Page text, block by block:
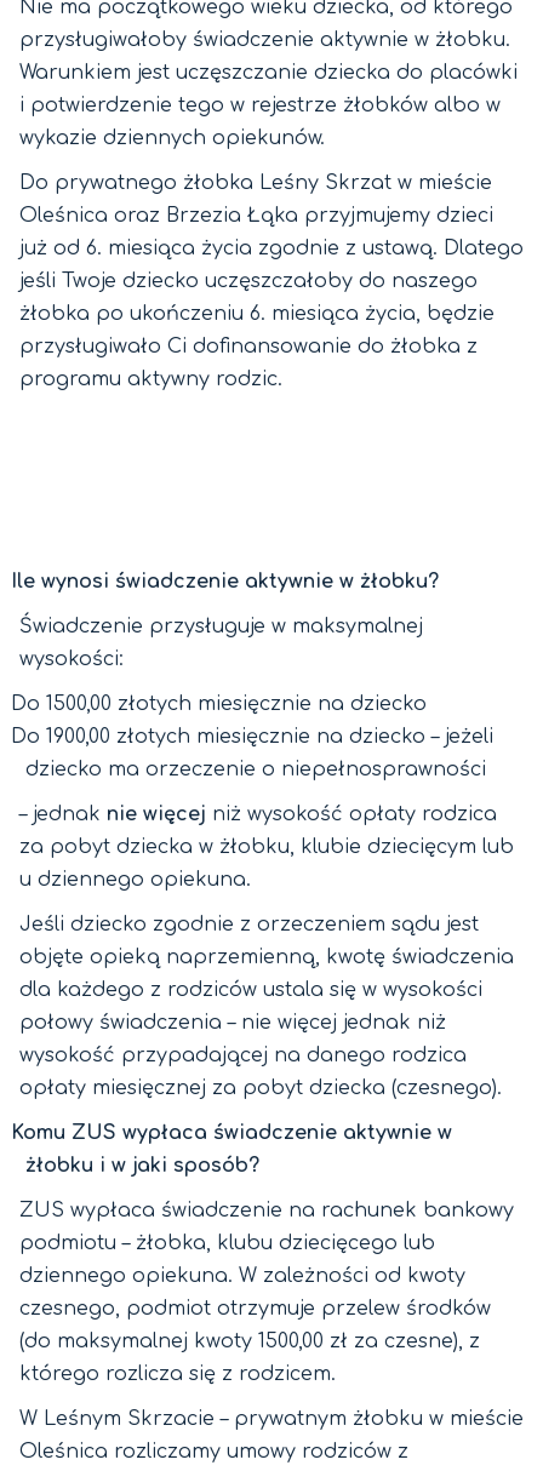
Nie ma początkowego wieku dziecka, od którego
przysługiwałoby świadczenie aktywnie w żłobku.
Warunkiem jest uczęszczanie dziecka do placówki
i potwierdzenie tego w rejestrze żłobków albo w
wykazie dziennych opiekunów.
Do prywatnego żłobka Leśny Skrzat w mieście
Oleśnica oraz Brzezia Łąka przyjmujemy dzieci
już od 6. miesiąca życia zgodnie z ustawą. Dlatego
jeśli Twoje dziecko uczęszczałoby do naszego
żłobka po ukończeniu 6. miesiąca życia, będzie
przysługiwało Ci dofinansowanie do żłobka z
programu aktywny rodzic.
Ile wynosi świadczenie aktywnie w żłobku?
Świadczenie przysługuje w maksymalnej
wysokości:
Do 1500,00 złotych miesięcznie na dziecko
Do 1900,00 złotych miesięcznie na dziecko – jeżeli
dziecko ma orzeczenie o niepełnosprawności
– jednak nie więcej niż wysokość opłaty rodzica
za pobyt dziecka w żłobku, klubie dziecięcym lub
u dziennego opiekuna.
Jeśli dziecko zgodnie z orzeczeniem sądu jest
objęte opieką naprzemienną, kwotę świadczenia
dla każdego z rodziców ustala się w wysokości
połowy świadczenia – nie więcej jednak niż
wysokość przypadającej na danego rodzica
opłaty miesięcznej za pobyt dziecka (czesnego).
Komu ZUS wypłaca świadczenie aktywnie w
żłobku i w jaki sposób?
ZUS wypłaca świadczenie na rachunek bankowy
podmiotu – żłobka, klubu dziecięcego lub
dziennego opiekuna. W zależności od kwoty
czesnego, podmiot otrzymuje przelew środków
(do maksymalnej kwoty 1500,00 zł za czesne), z
którego rozlicza się z rodzicem.
W Leśnym Skrzacie – prywatnym żłobku w mieście
Oleśnica rozliczamy umowy rodziców z